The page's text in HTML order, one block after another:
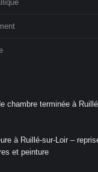
chambre terminée à
à Ruillé-sur-Loir –
et peinture